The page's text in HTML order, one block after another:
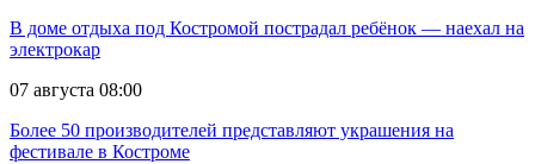
В доме отдыха под Костромой пострадал ребёнок — наехал на
электрокар
07 августа 08:00
Более 50 производителей представляют украшения на
фестивале в Костроме